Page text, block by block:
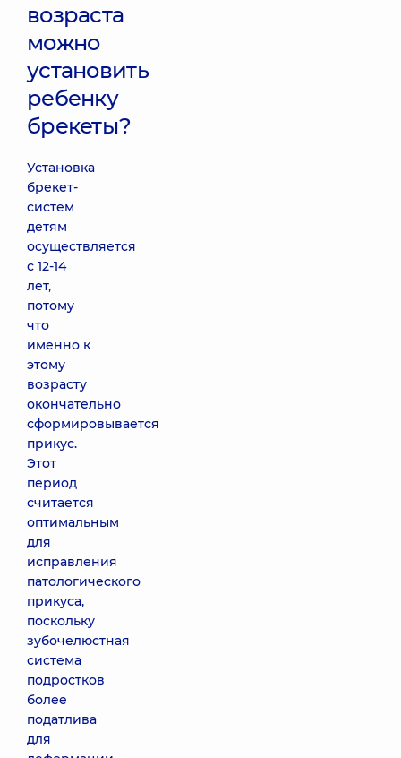
возраста
можно
установить
ребенку
брекеты?
Установка
брекет-
систем
детям
осуществляется
с 12-14
лет,
потому
что
именно к
этому
возрасту
окончательно
сформировывается
прикус.
Этот
период
считается
оптимальным
для
исправления
патологического
прикуса,
поскольку
зубочелюстная
система
подростков
более
податлива
для